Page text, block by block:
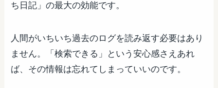
ち日記」の最大の効能です。
人間がいちいち過去のログを読み返す必要はあり
ません。「検索できる」という安心感さえあれ
ば、その情報は忘れてしまっていいのです。